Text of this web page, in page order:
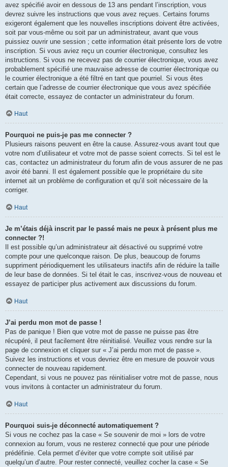
avez spécifié avoir en dessous de 13 ans pendant l’inscription, vous
devrez suivre les instructions que vous avez reçues. Certains forums
exigeront également que les nouvelles inscriptions doivent être activées,
soit par vous-même ou soit par un administrateur, avant que vous
puissiez ouvrir une session ; cette information était présente lors de votre
inscription. Si vous aviez reçu un courrier électronique, consultez les
instructions. Si vous ne recevez pas de courrier électronique, vous avez
probablement spécifié une mauvaise adresse de courrier électronique ou
le courrier électronique a été filtré en tant que pourriel. Si vous êtes
certain que l’adresse de courrier électronique que vous avez spécifiée
était correcte, essayez de contacter un administrateur du forum.
Haut
Pourquoi ne puis-je pas me connecter ?
Plusieurs raisons peuvent en être la cause. Assurez-vous avant tout que
votre nom d’utilisateur et votre mot de passe soient corrects. Si tel est le
cas, contactez un administrateur du forum afin de vous assurer de ne pas
avoir été banni. Il est également possible que le propriétaire du site
internet ait un problème de configuration et qu’il soit nécessaire de la
corriger.
Haut
Je m’étais déjà inscrit par le passé mais ne peux à présent plus me
connecter ?!
Il est possible qu’un administrateur ait désactivé ou supprimé votre
compte pour une quelconque raison. De plus, beaucoup de forums
suppriment périodiquement les utilisateurs inactifs afin de réduire la taille
de leur base de données. Si tel était le cas, inscrivez-vous de nouveau et
essayez de participer plus activement aux discussions du forum.
Haut
J’ai perdu mon mot de passe !
Pas de panique ! Bien que votre mot de passe ne puisse pas être
récupéré, il peut facilement être réinitialisé. Veuillez vous rendre sur la
page de connexion et cliquer sur « J’ai perdu mon mot de passe ».
Suivez les instructions et vous devriez être en mesure de pouvoir vous
connecter de nouveau rapidement.
Cependant, si vous ne pouvez pas réinitialiser votre mot de passe, nous
vous invitons à contacter un administrateur du forum.
Haut
Pourquoi suis-je déconnecté automatiquement ?
Si vous ne cochez pas la case « Se souvenir de moi » lors de votre
connexion au forum, vous ne resterez connecté que pour une période
prédéfinie. Cela permet d’éviter que votre compte soit utilisé par
quelqu’un d’autre. Pour rester connecté, veuillez cocher la case « Se